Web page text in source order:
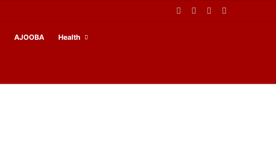
Facebook YouTube
AJOOBA Health